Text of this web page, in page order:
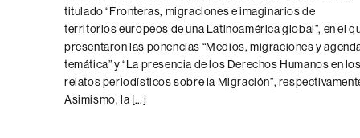
titulado “Fronteras, migraciones e imaginarios de
territorios europeos de una Latinoamérica global”, en el
presentaron las ponencias “Medios, migraciones y
temática” y “La presencia de los Derechos Humanos en los
relatos periodísticos sobre la Migración”,
Asimismo, la […]